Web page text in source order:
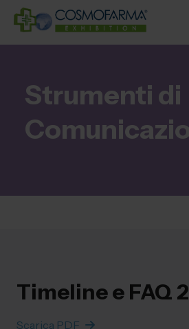
Strumenti di
Timeline e FAQ
Scarica PDF